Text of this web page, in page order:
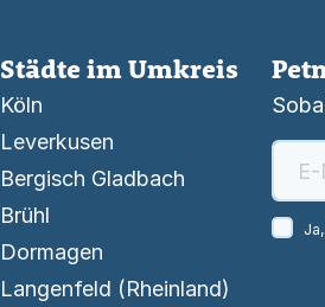
Städte im Umkreis
Köln
Leverkusen
Bergisch Gladbach
Brühl
Dormagen
Langenfeld (Rheinland)